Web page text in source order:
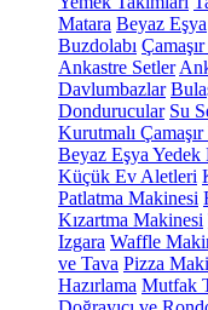
Matara Beyaz Eşya
Buzdolabı
Ankastre Setler
Davlumbazlar
Dondurucular Su
Kurutmalı
Beyaz Eşya Yedek
Küçük Ev Aletleri
Patlatma Makinesi
Kızartma Makinesi
Izgara Waffle
ve Tava Pizza
Hazırlama Mutfak